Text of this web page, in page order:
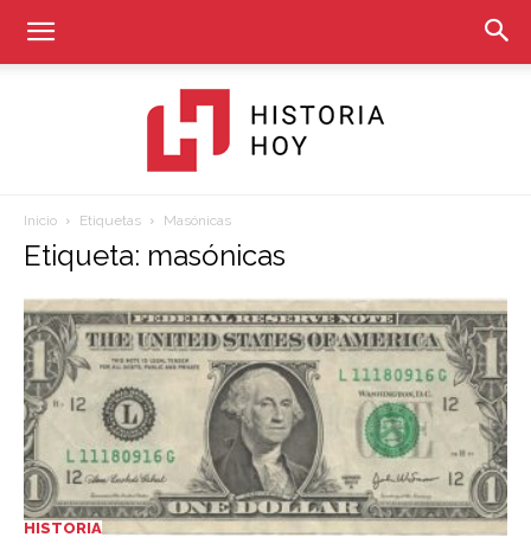
Hoy
Inicio Etiquetas Masónicas
Etiqueta: masónicas
HISTORIA